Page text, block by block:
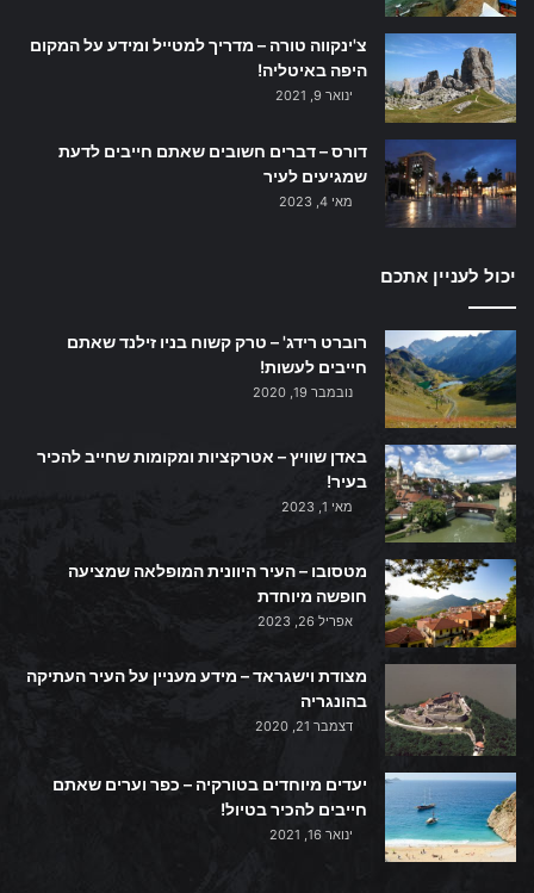
צ'ינקווה טורה – מדריך למטייל ומידע על המקום
היפה באיטליה!
ינואר 9, 2021
דורס – דברים חשובים שאתם חייבים לדעת
שמגיעים לעיר
מאי 4, 2023
יכול לעניין אתכם
רוברט רידג' – טרק קשוח בניו זילנד שאתם
חייבים לעשות!
נובמבר 19, 2020
באדן שוויץ – אטרקציות ומקומות שחייב להכיר
בעיר!
מאי 1, 2023
מטסובו – העיר היוונית המופלאה שמציעה
חופשה מיוחדת
אפריל 26, 2023
מצודת וישגראד – מידע מעניין על העיר העתיקה
בהונגריה
דצמבר 21, 2020
יעדים מיוחדים בטורקיה – כפר וערים שאתם
חייבים להכיר בטיול!
ינואר 16, 2021